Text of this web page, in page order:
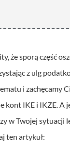
że sporą część
z ulg
i zachęcamy
kont IKE i IKZE. A
w Twojej sytuacji
ten artykuł: